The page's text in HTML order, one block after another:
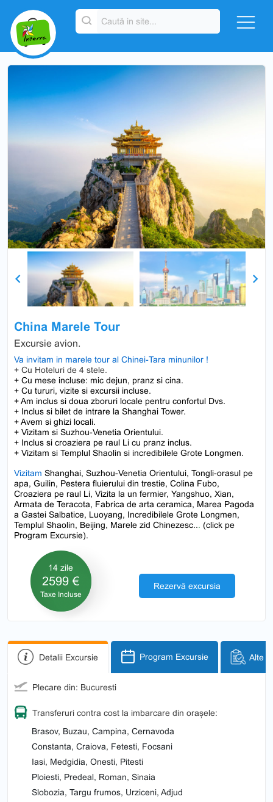
China Marele Tour
Excursie avion.
Va invitam in marele tour al Chinei-Tara minunilor !
+ Cu Hoteluri de 4 stele.
+ Cu mese incluse: mic dejun, pranz si cina.
+ Cu tururi, vizite si excursii incluse.
+ Am inclus si doua zboruri locale pentru confortul Dvs.
+ Inclus si bilet de intrare la Shanghai Tower.
+ Avem si ghizi locali.
+ Vizitam si Suzhou-Venetia Orientului.
+ Inclus si croaziera pe raul Li cu pranz inclus.
+ Vizitam si Templul Shaolin si incredibilele Grote Longmen.
Vizitam Shanghai, Suzhou-Venetia Orientului, Tongli-orasul pe
apa, Guilin, Pestera fluierului din trestie, Colina Fubo,
Croaziera pe raul Li, Vizita la un fermier, Yangshuo, Xian,
Armata de Teracota, Fabrica de arta ceramica, Marea Pagoda
a Gastei Salbatice, Luoyang, Incredibilele Grote Longmen,
Templul Shaolin, Beijing, Marele zid Chinezesc... (click pe
Program Excursie).
14 zile
2599 €
Taxe Incluse
Rezervă excursia
Previous Next
Detalii Excursie Program Excursie Alte
Plecare din: Bucuresti
Transferuri contra cost la imbarcare din orașele:
Brasov, Buzau, Campina, Cernavoda
Constanta, Craiova, Fetesti, Focsani
Iasi, Medgidia, Onesti, Pitesti
Ploiesti, Predeal, Roman, Sinaia
Slobozia, Targu frumos, Urziceni, Adjud